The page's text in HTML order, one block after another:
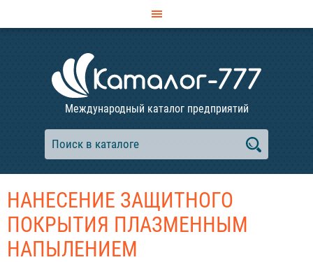
Международный каталог предприятий
НАНЕСЕНИЕ ЗАЩИТНОГО
ПОКРЫТИЯ ПЛАЗМЕННЫМ
НАПЫЛЕНИЕМ